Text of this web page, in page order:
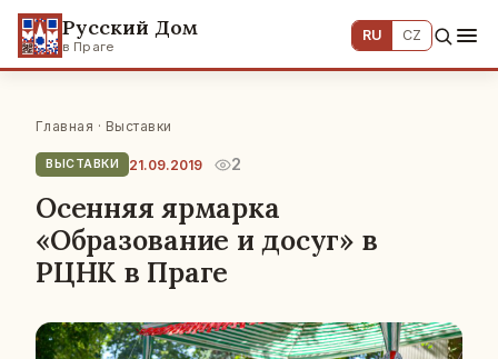
Русский Дом
в Праге
RU CZ
Главная · Выставки
ВЫСТАВКИ 21.09.2019 2
Осенняя ярмарка
«Образование и досуг» в
РЦНК в Праге